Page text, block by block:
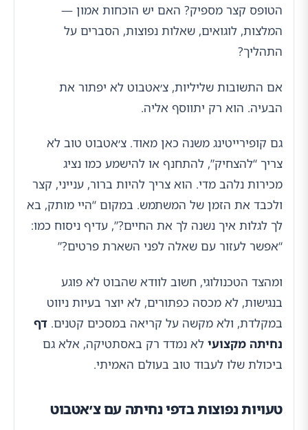
הטופס קצר מספיק? האם יש הוכחות אמון —
המלצות, לוגואים, שאלות נפוצות, הסברים על
התהליך?
אם התשובות שליליות, צ׳אטבוט לא יפתור את
הבעיה. הוא רק יתווסף אליה.
גם קופירייטינג משנה כאן מאוד. צ׳אטבוט טוב לא
צריך “להצחיק”, להתחנף או להישמע כמו נציג
מכירות נלהב מדי. הוא צריך להיות ברור, ענייני, קצר
ולכבד את הזמן של המשתמש. במקום “היי מותק, בא
לך לגלות איך נשנה לך את החיים?”, עדיף ניסוח כמו:
“אפשר לעזור עם שאלה לפני השארת פרטים?”
ומהצד הטכנולוגי, חשוב לוודא שהבוט לא פוגע
בנגישות, לא מכסה כפתורים, לא יוצר בעיות ניווט
במקלדת, ולא מקשה על קריאה במסכים קטנים. דף
נחיתה מקצועי לא נמדד רק באסתטיקה, אלא גם
ביכולת שלו לעבוד טוב בעולם האמיתי.
טעויות נפוצות בדפי נחיתה עם צ׳אטבוט